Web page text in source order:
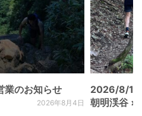
業のお知らせ
2026年8月4日
2026/8/
朝明渓谷 ×